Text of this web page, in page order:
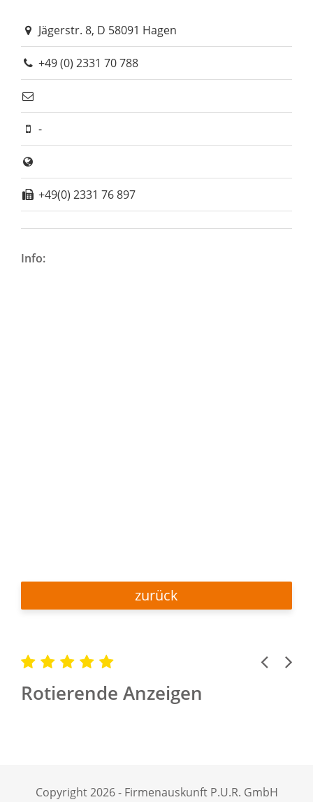
Jägerstr. 8, D 58091 Hagen
+49 (0) 2331 70 788
-
+49(0) 2331 76 897
Info:
zurück
Rotierende Anzeigen
Previous
Next
Copyright 2026 - Firmenauskunft P.U.R. GmbH